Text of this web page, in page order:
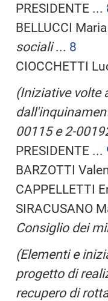
PRESIDENTE ...
BELLUCCI
sociali... 8
CIOCCHETTI
(Iniziative volte
00115 e 2-
PRESIDENTE ...
BARZOTTI
CAPPELLETTI
SIRACUSANO
Consiglio dei
(Elementi e
progetto di
recupero di